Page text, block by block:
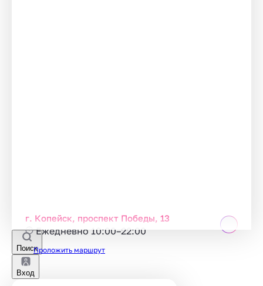
г. Копейск, проспект Победы, 13
Ежедневно 10:00–22:00
Проложить маршрут
Поиск
Вход